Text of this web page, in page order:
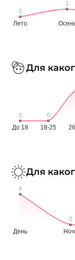
Для
Для